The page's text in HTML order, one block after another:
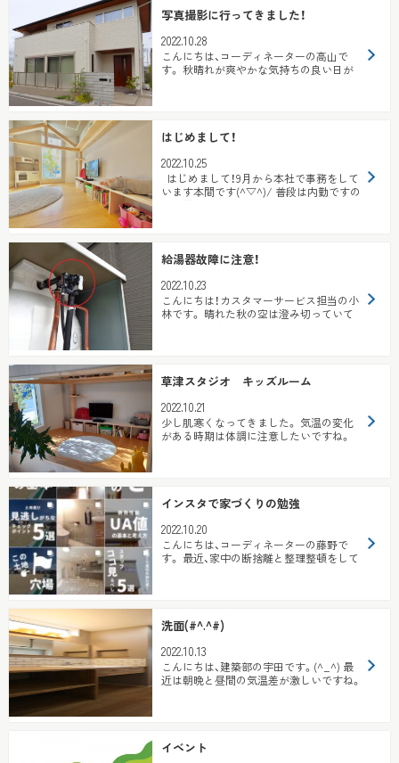
写真撮影に行ってきました！
2022.10.28
こんにちは、コーディネーターの高山で
す。 秋晴れが爽やかな気持ちの良い日が
続いていますね！先日、家族で淡路島の「は
はじめまして！
2022.10.25
はじめまして！9月から本社で事務をして
います本間です(^▽^)/ 普段は内勤ですの
で直接お客様と...
給湯器故障に注意！
2022.10.23
こんにちは！カスタマーサービス担当の小
林です。 晴れた秋の空は澄み切っていて
草津スタジオ キッズルーム
2022.10.21
少し肌寒くなってきました。 気温の変化
がある時期は体調に注意したいですね。
ホームアドバイザーの青木です。 &n...
インスタで家づくりの勉強
2022.10.20
こんにちは、コーディネーターの藤野で
す。 最近、家中の断捨離と整理整頓をして
洗面(#^.^#)
2022.10.13
こんにちは、建築部の宇田です。(^_^) 最
近は朝晩と昼間の気温差が激しいですね。
イベント